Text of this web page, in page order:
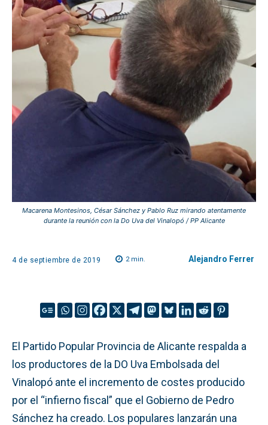
Macarena Montesinos, César Sánchez y Pablo Ruz mirando atentamente
durante la reunión con la Do Uva del Vinalopó / PP Alicante
4 de septiembre de 2019 2min. Alejandro Ferrer
El Partido Popular Provincia de Alicante respalda a
los productores de la DO Uva Embolsada del
Vinalopó ante el incremento de costes producido
por el “infierno fiscal” que el Gobierno de Pedro
Sánchez ha creado. Los populares lanzarán una